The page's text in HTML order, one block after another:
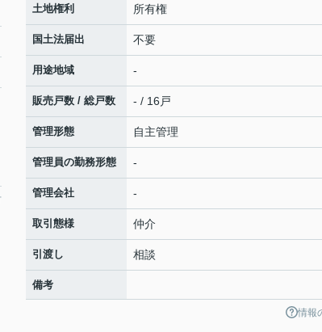
土地権利 所有権
国土法届出 不要
用途地域 -
販売戸数 / 総戸数 - / 16戸
管理形態 自主管理
管理員の勤務形態 -
管理会社 -
取引態様 仲介
引渡し 相談
備考
情報